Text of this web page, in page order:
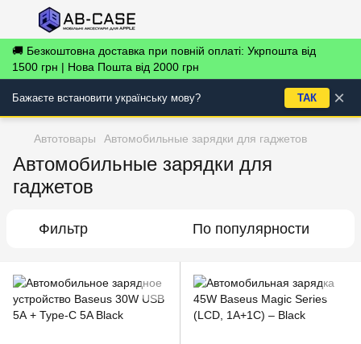
🚚 Безкоштовна доставка при повній оплаті: Укрпошта від
1500 грн | Нова Пошта від 2000 грн
Бажаєте встановити українську мову? ТАК ×
Автотовары Автомобильные зарядки для гаджетов
Автомобильные зарядки для
гаджетов
Фильтр По популярности